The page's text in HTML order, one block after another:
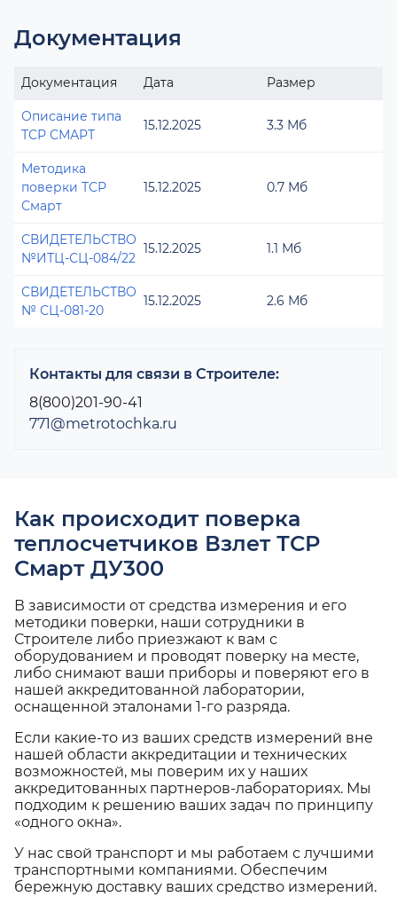
Документация
Документация Дата Размер
Описание типа
ТСР СМАРТ
15.12.2025 3.3 Мб
Методика
поверки ТСР
Смарт
15.12.2025 0.7 Мб
СВИДЕТЕЛЬСТВО
№ИТЦ-СЦ-084/22
15.12.2025 1.1 Мб
СВИДЕТЕЛЬСТВО
№ СЦ-081-20
15.12.2025 2.6 Мб
Контакты для связи в Строителе:
8(800)201-90-41
771@metrotochka.ru
Как происходит поверка
теплосчетчиков Взлет ТСР
Смарт ДУ300
В зависимости от средства измерения и его
методики поверки, наши сотрудники в
Строителе либо приезжают к вам с
оборудованием и проводят поверку на месте,
либо снимают ваши приборы и поверяют его в
нашей аккредитованной лаборатории,
оснащенной эталонами 1-го разряда.
Если какие-то из ваших средств измерений вне
нашей области аккредитации и технических
возможностей, мы поверим их у наших
аккредитованных партнеров-лабораториях. Мы
подходим к решению ваших задач по принципу
«одного окна».
У нас свой транспорт и мы работаем с лучшими
транспортными компаниями. Обеспечим
бережную доставку ваших средство измерений.